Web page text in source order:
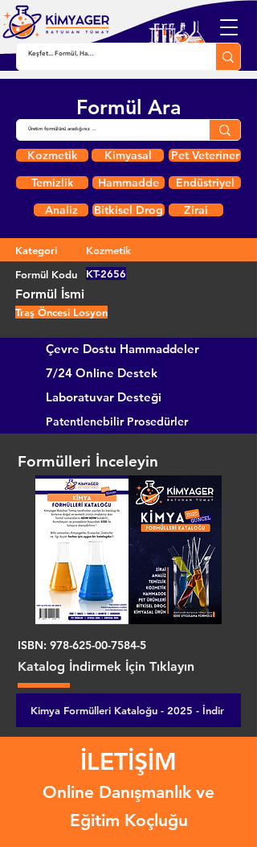
Formül Ara
Kozmetik Kimyasal
Pet Veteriner
Temizlik
Hammadde
Endüstriyel
Analiz
Bitkisel Drog Zirai
Kategori
Kozmetik
Formül Kodu
KT-2656
Formül İsmi
Traş Öncesi Losyon
Çevre Dostu Hammaddeler
7/24 Online Destek
Laboratuvar Desteği
Patentlenebilir Prosedürler
Formülleri İnceleyin
ISBN: 978-625-00-7584-5
Katalog İndirmek İçin Tıklayın
Kimya Formülleri Kataloğu - 2025 - İndir
İLETİŞİM
Online Danışmanlık ve
Eğitim Koçluğu